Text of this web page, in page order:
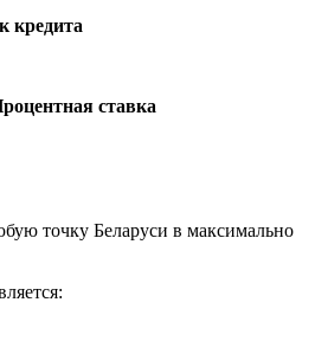
кредита
ставка
точку Беларуси в максимально